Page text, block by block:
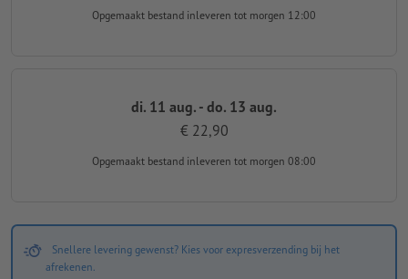
Opgemaakt bestand inleveren tot morgen 12:00
di. 11 aug. - do. 13 aug.
€ 22,90
Opgemaakt bestand inleveren tot morgen 08:00
Snellere levering gewenst? Kies voor expresverzending bij het
afrekenen.